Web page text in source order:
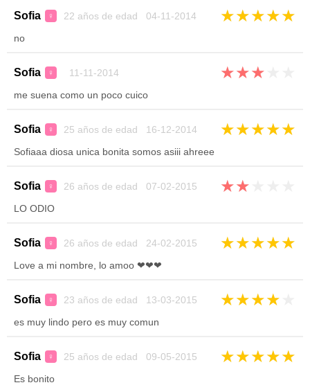
Sofia ♀ 22 años de edad 04-11-2014 ★★★★★
no
Sofia ♀ 11-11-2014 ★★★
me suena como un poco cuico
Sofia ♀ 25 años de edad 16-12-2014 ★★★★★
Sofiaaa diosa unica bonita somos asiii ahreee
Sofia ♀ 26 años de edad 07-02-2015 ★★
LO ODIO
Sofia ♀ 26 años de edad 24-02-2015 ★★★★★
Love a mi nombre, lo amoo ❤❤❤
Sofia ♀ 23 años de edad 13-03-2015 ★★★★
es muy lindo pero es muy comun
Sofia ♀ 25 años de edad 09-05-2015 ★★★★★
Es bonito